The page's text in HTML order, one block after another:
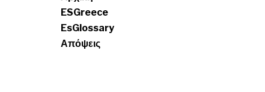
ESGreece
EsGlossary
Απόψεις